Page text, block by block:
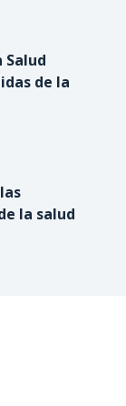
Salud
de la
la salud